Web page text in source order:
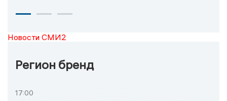
Новости СМИ2
Регион бренд
17:00